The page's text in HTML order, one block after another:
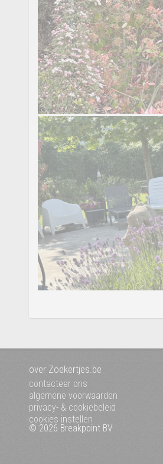
over Zoekertjes.be
contacteer ons
algemene voorwaarden
privacy- & cookiebeleid
cookies instellen
© 2026 Breakpoint BV